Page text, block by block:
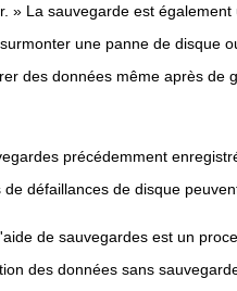
» La sauvegarde est
une panne de disque
des données même après
précédemment
défaillances de disque
de sauvegardes est un
des données sans